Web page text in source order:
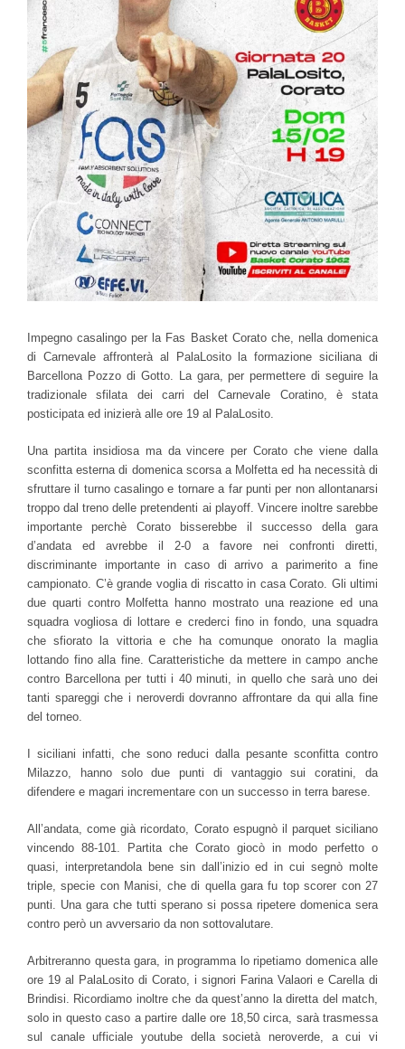
Impegno casalingo per la Fas Basket Corato che, nella domenica
di Carnevale affronterà al PalaLosito la formazione siciliana di
Barcellona Pozzo di Gotto. La gara, per permettere di seguire la
tradizionale sfilata dei carri del Carnevale Coratino, è stata
posticipata ed inizierà alle ore 19 al PalaLosito.
Una partita insidiosa ma da vincere per Corato che viene dalla
sconfitta esterna di domenica scorsa a Molfetta ed ha necessità di
sfruttare il turno casalingo e tornare a far punti per non allontanarsi
troppo dal treno delle pretendenti ai playoff. Vincere inoltre sarebbe
importante perchè Corato bisserebbe il successo della gara
d’andata ed avrebbe il 2-0 a favore nei confronti diretti,
discriminante importante in caso di arrivo a parimerito a fine
campionato. C’è grande voglia di riscatto in casa Corato. Gli ultimi
due quarti contro Molfetta hanno mostrato una reazione ed una
squadra vogliosa di lottare e crederci fino in fondo, una squadra
che sfiorato la vittoria e che ha comunque onorato la maglia
lottando fino alla fine. Caratteristiche da mettere in campo anche
contro Barcellona per tutti i 40 minuti, in quello che sarà uno dei
tanti spareggi che i neroverdi dovranno affrontare da qui alla fine
del torneo.
I siciliani infatti, che sono reduci dalla pesante sconfitta contro
Milazzo, hanno solo due punti di vantaggio sui coratini, da
difendere e magari incrementare con un successo in terra barese.
All’andata, come già ricordato, Corato espugnò il parquet siciliano
vincendo 88-101. Partita che Corato giocò in modo perfetto o
quasi, interpretandola bene sin dall’inizio ed in cui segnò molte
triple, specie con Manisi, che di quella gara fu top scorer con 27
punti. Una gara che tutti sperano si possa ripetere domenica sera
contro però un avversario da non sottovalutare.
Arbitreranno questa gara, in programma lo ripetiamo domenica alle
ore 19 al PalaLosito di Corato, i signori Farina Valaori e Carella di
Brindisi. Ricordiamo inoltre che da quest’anno la diretta del match,
solo in questo caso a partire dalle ore 18,50 circa, sarà trasmessa
sul canale ufficiale youtube della società neroverde, a cui vi